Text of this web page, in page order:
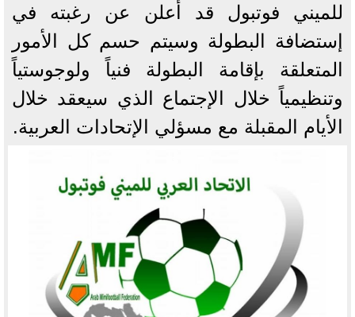
للميني فوتبول قد أعلن عن رغبته في
إستضافة البطولة وسيتم حسم كل الأمور
المتعلقة بإقامة البطولة فنياً ولوجوستياً
وتنظيمياً خلال الإجتماع الذي سيعقد خلال
الأيام المقبلة مع مسؤلي الإتحادات العربية.